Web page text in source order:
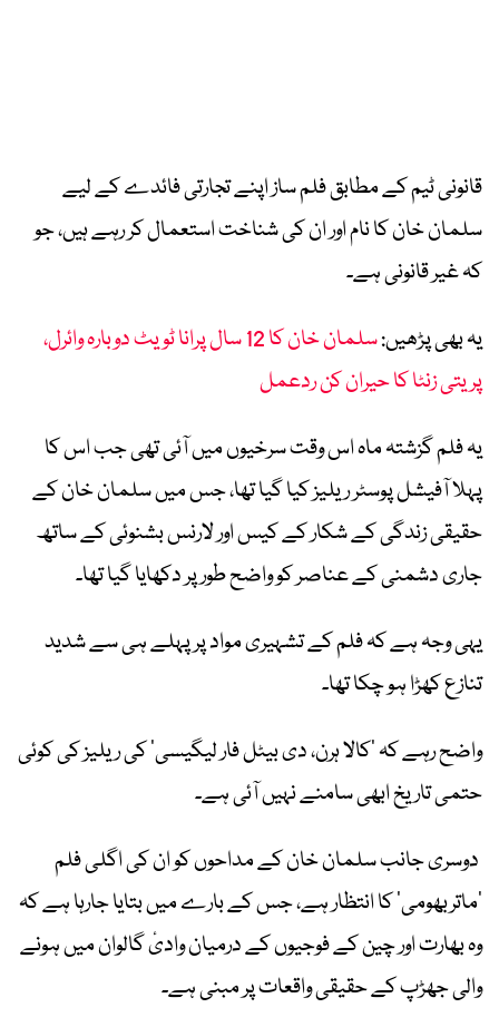
قانونی ٹیم کے مطابق فلم ساز اپنے تجارتی فائدے کے لیے
سلمان خان کا نام اور ان کی شناخت استعمال کر رہے ہیں، جو
کہ غیر قانونی ہے۔
یہ بھی پڑھیں:
سلمان خان کا 12 سال پرانا ٹویٹ دوبارہ وائرل،
پریتی زنٹا کا حیران کن ردعمل
یہ فلم گزشتہ ماہ اس وقت سرخیوں میں آئی تھی جب اس کا
پہلا آفیشل پوسٹر ریلیز کیا گیا تھا، جس میں سلمان خان کے
حقیقی زندگی کے شکار کے کیس اور لارنس بشنوئی کے ساتھ
جاری دشمنی کے عناصر کو واضح طور پر دکھایا گیا تھا۔
یہی وجہ ہے کہ فلم کے تشہیری مواد پر پہلے ہی سے شدید
تنازع کھڑا ہو چکا تھا۔
واضح رہے کہ ‘کالا ہرن، دی بیٹل فار لیگیسی’ کی ریلیز کی کوئی
حتمی تاریخ ابھی سامنے نہیں آئی ہے۔
دوسری جانب سلمان خان کے مداحوں کو ان کی اگلی فلم
‘ماتربھومی’ کا انتظار ہے، جس کے بارے میں بتایا جارہا ہے کہ
وہ بھارت اور چین کے فوجیوں کے درمیان وادیٔ گالوان میں ہونے
والی جھڑپ کے حقیقی واقعات پر مبنی ہے۔